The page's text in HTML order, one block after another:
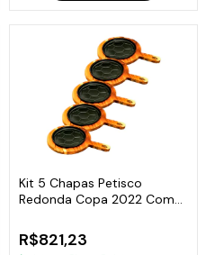
Kit 5 Chapas Petisco
Redonda Copa 2022 Com
R$821,23